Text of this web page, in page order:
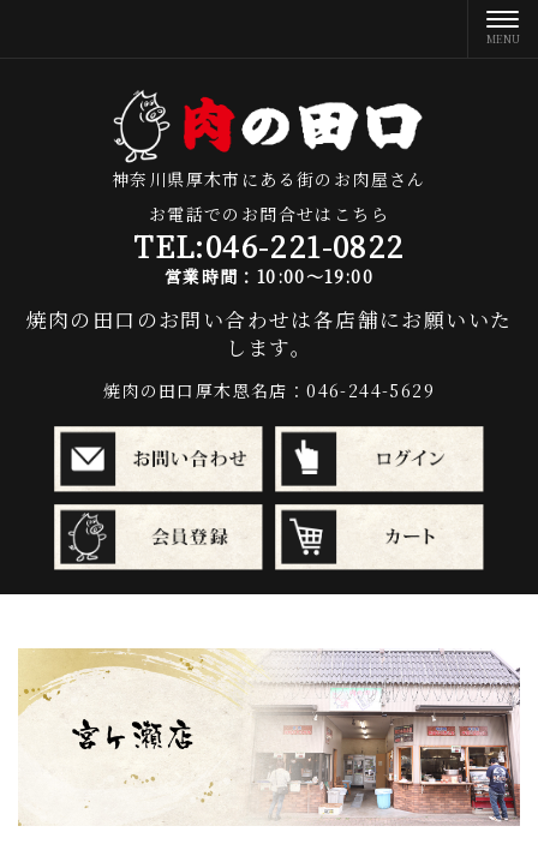
神奈川県厚木市にある街のお肉屋さん
お電話でのお問合せはこちら
TEL:046-221-0822
営業時間：10:00～19:00
焼肉の田口のお問い合わせは各店舗にお願いいた
します。
焼肉の田口厚木恩名店：046-244-5629